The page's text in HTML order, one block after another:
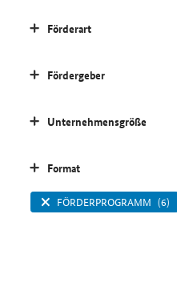
Förderart
Fördergeber
Unternehmensgröße
Format
FÖRDERPROGRAMM (6)